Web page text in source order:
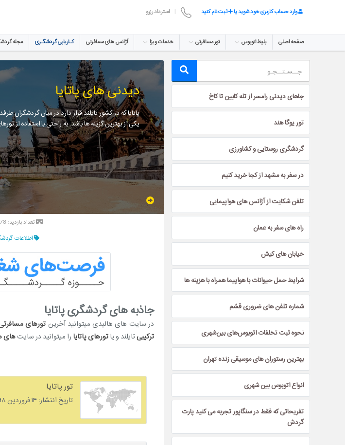
وارد حساب کاربری خود شوید یا ثبت نام کنید استرداد رزرو
صفحه اصلی بلیط اتوبوس تور مسافرتی خدمات ویزا آژانس های مسافرتی کـاریابی گردشگـری مجله
جاهای دیدنی رامسر از تله کابین تا کاخ
تور یوگا هند
گردشگری روستایی و کشاورزی
در سفر به مشهد از کجا خرید کنیم
تلفن شکایت از آژانس های هواپیمایی
راه های سفر به عمان
خیابان های کیش
شرایط حمل حیوانات با هواپیما همراه با هزینه ها
شماره تلفن های ضروری قشم
نحوه ثبت تخلفات اتوبوس‌های بین‌شهری
بهترین رستوران های موسیقی زنده تهران
انواع اتوبوس بین شهری
تفریحاتی که فقط در سنگاپور تجربه می کنید پارت
گردش
دیدنی های پاتایا
پاتایا که در کشور تایلند قرار دارد در میان گردشگران
یکی از بهترین گزینه ها باشد. به راحتی با استفاده از
تعداد بازدید:
اطلاعات
جاذبه های گردشگری پاتایا
در سایت های هالیدی میتوانید آخرین تورهای
ترکیبی تایلند و یا تورهای پاتایا را میتوانید در سایت های
تور پاتایا
تاریخ انتشار: ۱۴ فروردین ۱۳۹۸